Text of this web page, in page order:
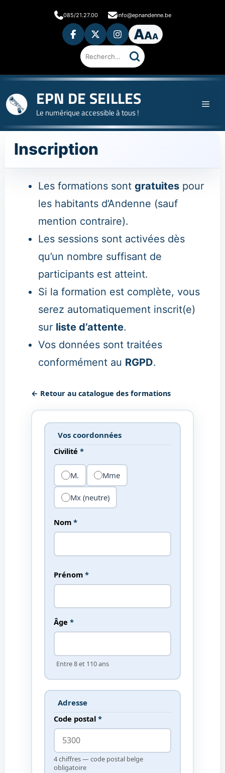
085/21.27.00 info@epnandenne.be
AAA
Ouvrir
les
Rechercher sur le site
EPN DE SEILLES
Le numérique accessible à tous !
Inscription
Les formations sont gratuitespour
les habitants d’Andenne (sauf
mention contraire).
Les sessions sont activées dès
qu’un nombre suffisant de
participants est atteint.
Si la formation est complète, vous
serez automatiquement inscrit(e)
sur liste d’attente.
Vos données sont traitées
conformément au RGPD.
← Retour au catalogue des formations
Vos coordonnées
Civilité *
M. Mme
Mx (neutre)
Nom *
Prénom *
Âge *
Entre 8 et 110 ans
Adresse
Code postal *
4 chiffres — code postal belge
obligatoire